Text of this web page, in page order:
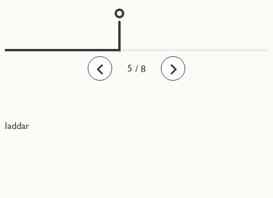
Bakåt Framåt
1
2
3
4
5
6
7
8 / 8
laddar